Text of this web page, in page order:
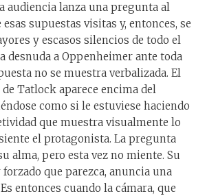
audiencia lanza una pregunta al
supuestas visitas y, entonces, se
y escasos silencios de todo el
desnuda a Oppenheimer ante toda
no se muestra verbalizada. El
Tatlock aparece encima del
como si le estuviese haciendo
que muestra visualmente lo
el protagonista. La pregunta
alma, pero esta vez no miente. Su
que parezca, anuncia una
entonces cuando la cámara, que